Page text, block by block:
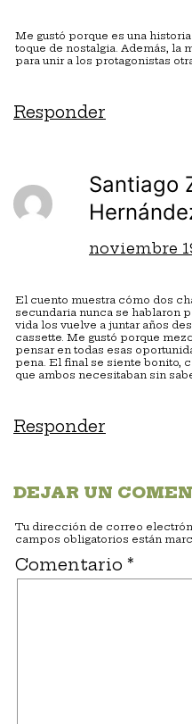
Me gustó porque es una
toque de nostalgia. Además, la
para unir a los protagonistas
Responder
Santiago
noviembre
El cuento muestra cómo dos
secundaria nunca se hablaron
vida los vuelve a juntar años
cassette. Me gustó porque
pensar en todas esas
pena. El final se siente bonito,
que ambos necesitaban sin
Responder
DEJAR UN
Tu dirección de correo
campos obligatorios están
Comentario *